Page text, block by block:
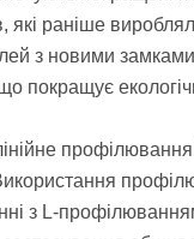
які раніше
з новими
покращує
з L-